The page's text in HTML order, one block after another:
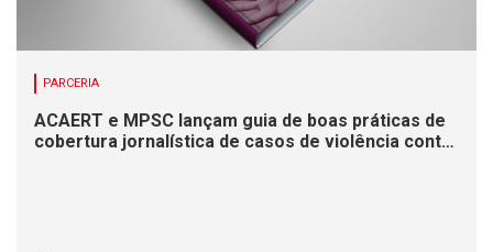
PARCERIA
ACAERT e MPSC lançam guia de boas práticas de
cobertura jornalística de casos de violência contra